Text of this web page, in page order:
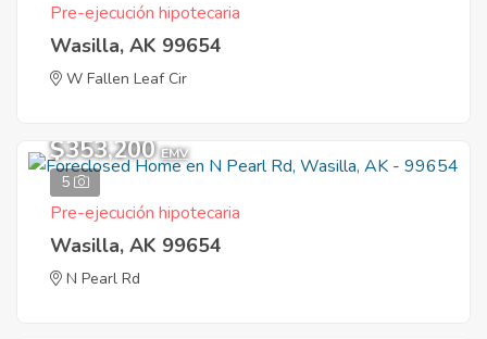
Pre-ejecución hipotecaria
Wasilla, AK 99654
W Fallen Leaf Cir
5
$353,200 EMV
Pre-ejecución hipotecaria
Wasilla, AK 99654
N Pearl Rd